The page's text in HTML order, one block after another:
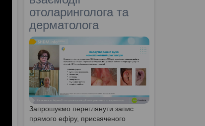
отоларинголога та
дерматолога
Запрошуємо переглянути запис
прямого ефіру, присвяченого